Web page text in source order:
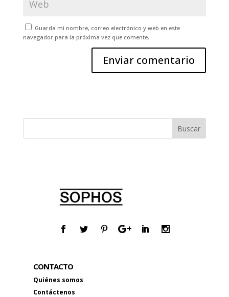
Guarda mi nombre, correo electrónico y web en este
navegador para la próxima vez que comente.
CONTACTO
Quiénes somos
Contáctenos